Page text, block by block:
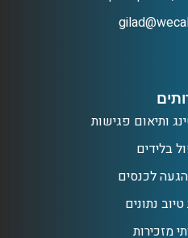
ותיאום פגישות
בלידים
לכנסים
נתונים
מזכירות